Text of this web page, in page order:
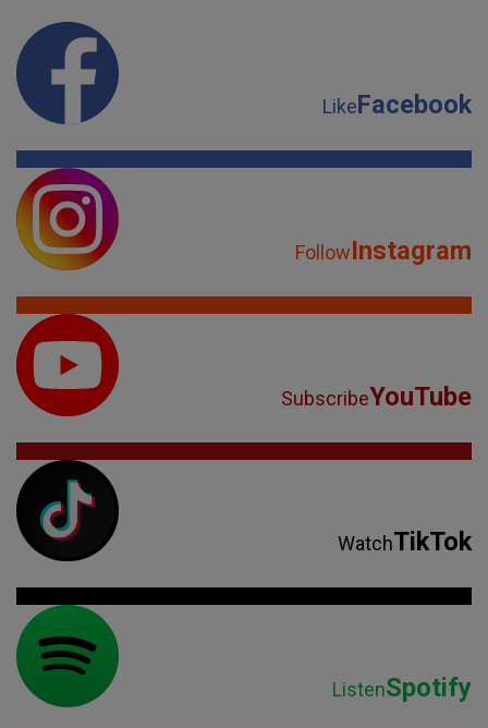
LikeFacebook
FollowInstagram
SubscribeYouTube
WatchTikTok
ListenSpotify